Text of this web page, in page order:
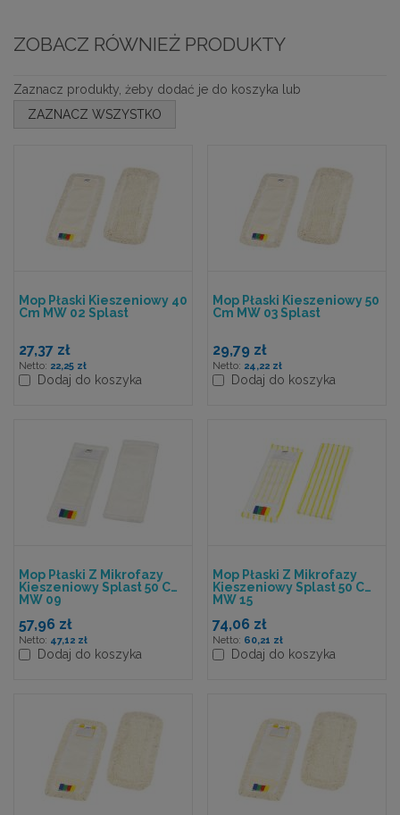
ZOBACZ RÓWNIEŻ PRODUKTY
Zaznacz produkty, żeby dodać je do koszyka lub
ZAZNACZ WSZYSTKO
Mop Płaski Kieszeniowy 40
Cm MW 02 Splast
27,37 zł
22,25 zł
Dodaj do koszyka
Mop Płaski Kieszeniowy 50
Cm MW 03 Splast
29,79 zł
24,22 zł
Dodaj do koszyka
Mop Płaski Z Mikrofazy
Kieszeniowy Splast 50 Cm
MW 09
57,96 zł
47,12 zł
Dodaj do koszyka
Mop Płaski Z Mikrofazy
Kieszeniowy Splast 50 Cm
MW 15
74,06 zł
60,21 zł
Dodaj do koszyka